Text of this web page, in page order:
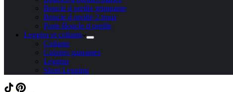
Boucle d oreille grimpante
Boucle d oreille 2 trous
Porte Boucle d oreille
Leggins et collants
Collants
Culottes gainantes
Leggins
Short Legging